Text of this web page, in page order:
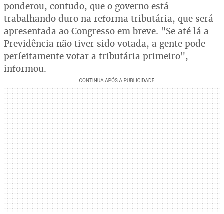
ponderou, contudo, que o governo está
trabalhando duro na reforma tributária, que será
apresentada ao Congresso em breve. "Se até lá a
Previdência não tiver sido votada, a gente pode
perfeitamente votar a tributária primeiro",
informou.